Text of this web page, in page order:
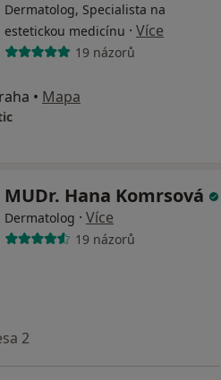
Dermatolog, Specialista na
estetickou medicínu · Více
19 názorů
• Mapa
MUDr. Hana Komrsová
Dermatolog · Více
19 názorů
2